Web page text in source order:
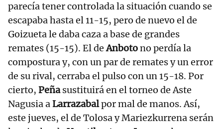
parecía tener controlada la situación cuando se
escapaba hasta el 11-15, pero de nuevo el de
Goizueta le daba caza a base de grandes
remates (15-15). El deAnbotono perdía la
compostura y, con un par de remates y un error
de su rival, cerraba el pulso con un 15-18. Por
cierto, Peñasustituirá en el torneo de Aste
Nagusia aLarrazabalpor mal de manos. Así,
este jueves, el de Tolosa y Mariezkurrena serán